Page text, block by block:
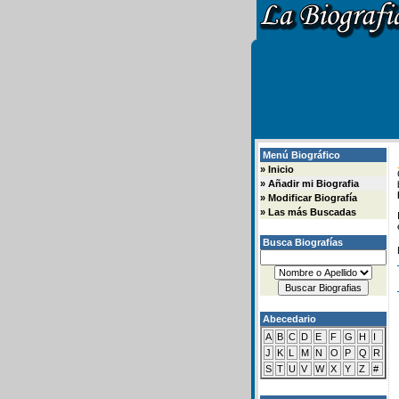
Menú Biográfico
» Inicio
» Añadir mi Biografia
» Modificar Biografía
» Las más Buscadas
Busca Biografías
Abecedario
A B C D E F G H
I
J
K L M N O P Q
R
S T U V W X Y Z #